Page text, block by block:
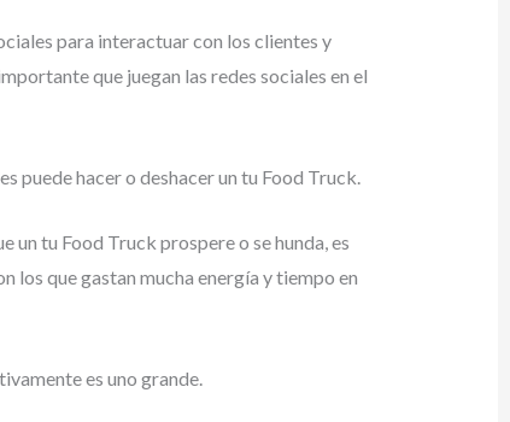
para interactuar con los clientes y
que juegan las redes sociales en el
puede hacer o deshacer un tu Food Truck.
tu Food Truck prospere o se hunda, es
los que gastan mucha energía y tiempo en
es uno grande.